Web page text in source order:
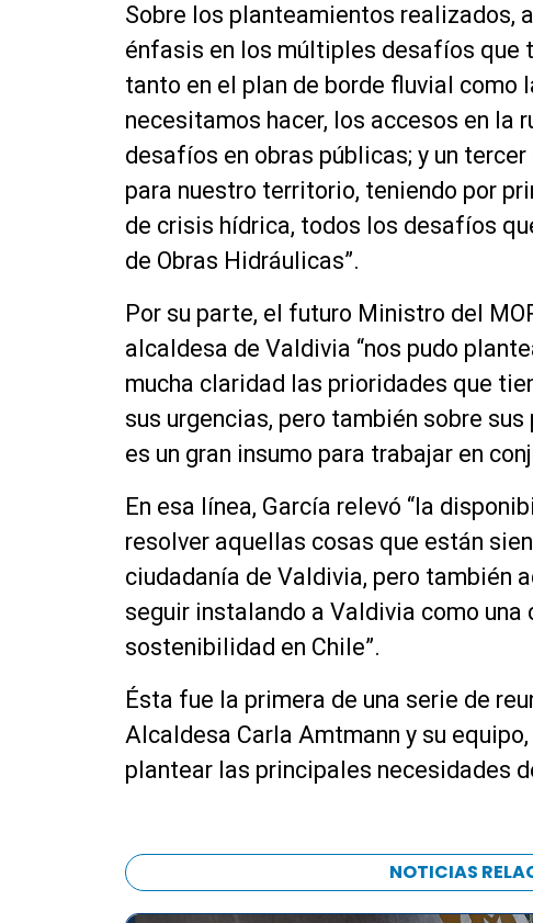
Sobre los planteamientos realizados,
énfasis en los múltiples desafíos que
tanto en el plan de borde fluvial como
necesitamos hacer, los accesos en la
desafíos en obras públicas; y un
para nuestro territorio, teniendo por
de crisis hídrica, todos los desafíos
de Obras Hidráulicas”.
Por su parte, el futuro Ministro del
alcaldesa de Valdivia “nos pudo
mucha claridad las prioridades que
sus urgencias, pero también sobre
es un gran insumo para trabajar en
En esa línea, García relevó “la
resolver aquellas cosas que están
ciudadanía de Valdivia, pero también
seguir instalando a Valdivia como una
sostenibilidad en Chile”.
Ésta fue la primera de una serie de
Alcaldesa Carla Amtmann y su
plantear las principales necesidades
NOTICIAS